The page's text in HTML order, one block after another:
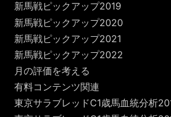
新馬戦ピックアップ2019
新馬戦ピックアップ2020
新馬戦ピックアップ2021
新馬戦ピックアップ2022
月の評価を考える
有料コンテンツ関連
東京サラブレッドC1歳馬血統分析